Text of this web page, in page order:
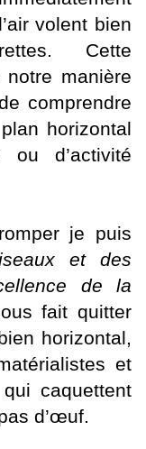
volent bien
Cette
manière
comprendre
horizontal
ou d’activité
je puis
et des
de la
fait quitter
horizontal,
et
caquettent
d’œuf.